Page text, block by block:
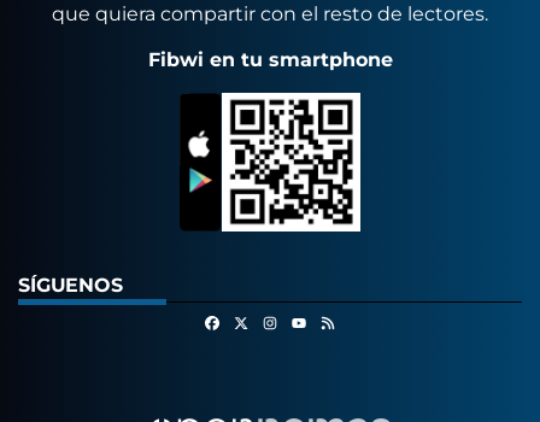
que quiera compartir con el resto de lectores.
Fibwi en tu smartphone
SÍGUENOS
FacebookInstagram